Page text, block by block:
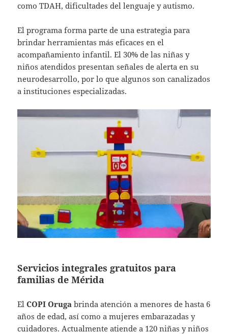
como TDAH, dificultades del lenguaje y autismo.
El programa forma parte de una estrategia para
brindar herramientas más eficaces en el
acompañamiento infantil. El 30% de las niñas y
niños atendidos presentan señales de alerta en su
neurodesarrollo, por lo que algunos son canalizados
a instituciones especializadas.
Servicios integrales gratuitos para
familias de Mérida
ElCOPI Oruga brinda atención a menores de hasta 6
años de edad, así como a mujeres embarazadas y
cuidadores. Actualmente atiende a 120 niñas y niños